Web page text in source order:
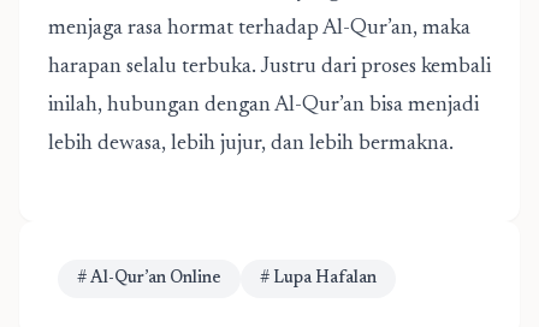
menjaga rasa hormat terhadap Al-Qur’an, maka
harapan selalu terbuka. Justru dari proses kembali
inilah, hubungan dengan Al-Qur’an bisa menjadi
lebih dewasa, lebih jujur, dan lebih bermakna.
# Al-Qur’an Online # Lupa Hafalan